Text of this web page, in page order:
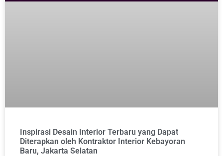
Inspirasi Desain Interior Terbaru yang Dapat
Diterapkan oleh Kontraktor Interior Kebayoran
Baru, Jakarta Selatan